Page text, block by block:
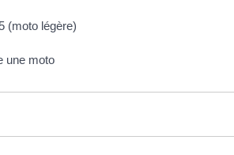
(moto légère)
une moto